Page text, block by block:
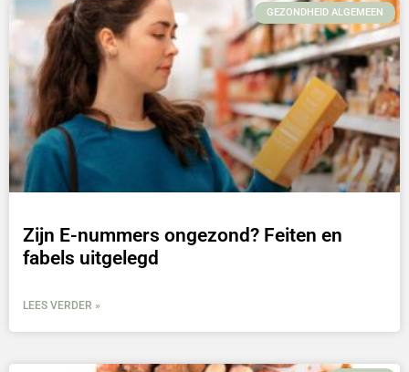
GEZONDHEID ALGEMEEN
Zijn E-nummers ongezond? Feiten en
fabels uitgelegd
LEES VERDER »